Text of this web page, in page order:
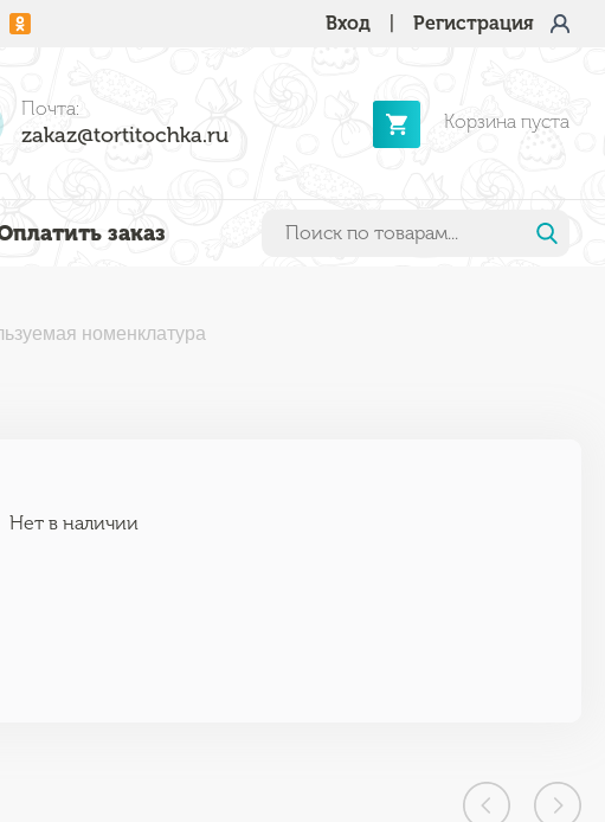
Вход Регистрация
Почта:
zakaz@tortitochka.ru
Корзина пуста
заказ
номенклатура
Нет в наличии